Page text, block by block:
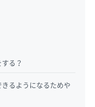
る？
るようになるためや